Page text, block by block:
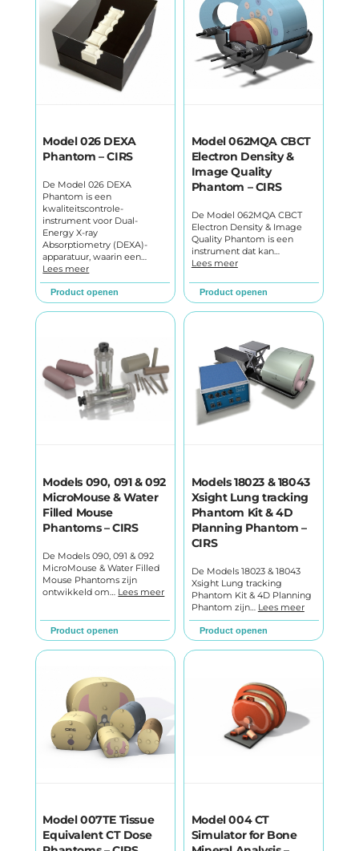
Model 026 DEXA
Phantom – CIRS
De Model 026 DEXA
Phantom is een
kwaliteitscontrole-
instrument voor Dual-
Energy X-ray
Absorptiometry (DEXA)-
apparatuur, waarin een…
Lees meer
Product openen
Model 062MQA CBCT
Electron Density &
Image Quality
Phantom – CIRS
De Model 062MQA CBCT
Electron Density & Image
Quality Phantom is een
instrument dat kan…
Lees meer
Product openen
Models 090, 091 & 092
MicroMouse & Water
Filled Mouse
Phantoms – CIRS
De Models 090, 091 & 092
MicroMouse & Water Filled
Mouse Phantoms zijn
ontwikkeld om… Lees meer
Product openen
Models 18023 & 18043
Xsight Lung tracking
Phantom Kit & 4D
Planning Phantom –
CIRS
De Models 18023 & 18043
Xsight Lung tracking
Phantom Kit & 4D Planning
Phantom zijn… Lees meer
Product openen
Model 007TE Tissue
Equivalent CT Dose
Model 004 CT
Simulator for Bone